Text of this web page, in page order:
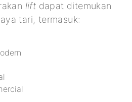
lift dapat ditemukan
tari, termasuk: